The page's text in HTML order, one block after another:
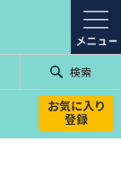
検索
お気に入り
登録